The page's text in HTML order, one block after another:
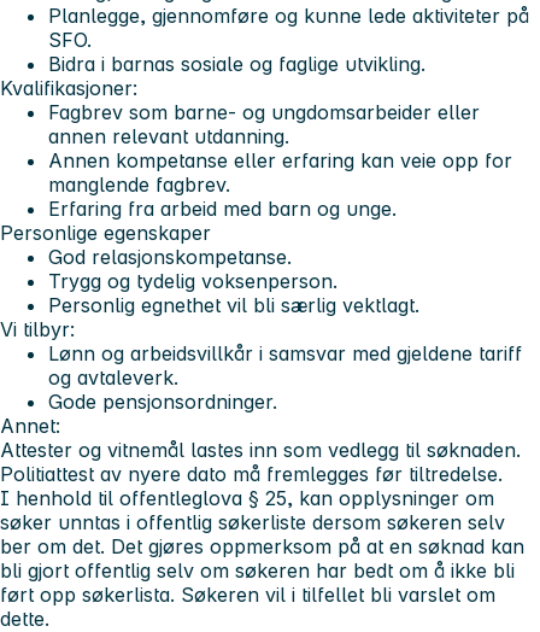
Planlegge, gjennomføre og kunne lede aktiviteter på
SFO.
Bidra i barnas sosiale og faglige utvikling.
Kvalifikasjoner:
Fagbrev som barne- og ungdomsarbeider eller
annen relevant utdanning.
Annen kompetanse eller erfaring kan veie opp for
manglende fagbrev.
Erfaring fra arbeid med barn og unge.
Personlige egenskaper
God relasjonskompetanse.
Trygg og tydelig voksenperson.
Personlig egnethet vil bli særlig vektlagt.
Vi tilbyr:
Lønn og arbeidsvillkår i samsvar med gjeldene tariff
og avtaleverk.
Gode pensjonsordninger.
Annet:
Attester og vitnemål lastes inn som vedlegg til søknaden.
Politiattest av nyere dato må fremlegges før tiltredelse.
I henhold til offentleglova § 25, kan opplysninger om
søker unntas i offentlig søkerliste dersom søkeren selv
ber om det. Det gjøres oppmerksom på at en søknad kan
bli gjort offentlig selv om søkeren har bedt om å ikke bli
ført opp søkerlista. Søkeren vil i tilfellet bli varslet om
dette.